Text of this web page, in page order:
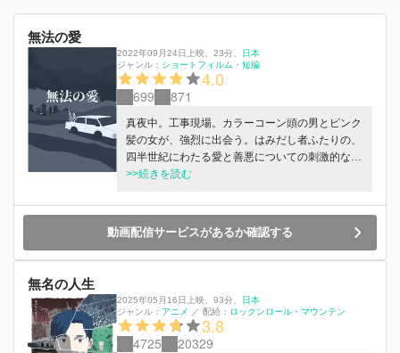
無法の愛
2022年09月24日上映 23分
日本
ジャンル： ショートフィルム・短編
4.0
699 871
真夜中。工事現場。カラーコーン頭の男とピンク
髪の女が、強烈に出会う。はみだし者ふたりの、
四半世紀にわたる愛と善悪についての刺激的な物
語。センセーショナルな題材に切り込み、倫理観
この世界を置き去りにしてーー。
>>続きを読む
動画配信サービスがあるか確認する
無名の人生
2025年05月16日上映 93分
日本
ジャンル： アニメ ／ 配給： ロックンロール・マウンテン
3.8
4725 20329